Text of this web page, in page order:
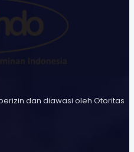
dan diawasi oleh Otoritas